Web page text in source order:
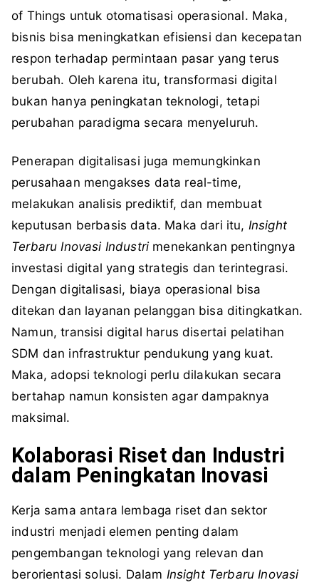
of Things untuk otomatisasi operasional. Maka,
bisnis bisa meningkatkan efisiensi dan kecepatan
respon terhadap permintaan pasar yang terus
berubah. Oleh karena itu, transformasi digital
bukan hanya peningkatan teknologi, tetapi
perubahan paradigma secara menyeluruh.
Penerapan digitalisasi juga memungkinkan
perusahaan mengakses data real-time,
melakukan analisis prediktif, dan membuat
keputusan berbasis data. Maka dari itu, Insight
Terbaru Inovasi Industrimenekankan pentingnya
investasi digital yang strategis dan terintegrasi.
Dengan digitalisasi, biaya operasional bisa
ditekan dan layanan pelanggan bisa ditingkatkan.
Namun, transisi digital harus disertai pelatihan
SDM dan infrastruktur pendukung yang kuat.
Maka, adopsi teknologi perlu dilakukan secara
bertahap namun konsisten agar dampaknya
maksimal.
Kolaborasi Riset dan Industri
dalam Peningkatan Inovasi
Kerja sama antara lembaga riset dan sektor
industri menjadi elemen penting dalam
pengembangan teknologi yang relevan dan
berorientasi solusi. Dalam Insight Terbaru Inovasi